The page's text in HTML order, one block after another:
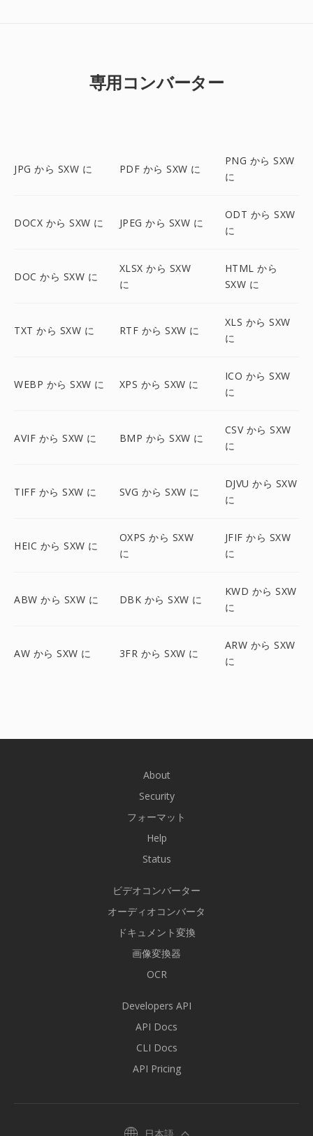
専用コンバーター
JPG から SXW に PDF から SXW に
PNG から SXW
に
DOCX から SXW に JPEG から SXW に
ODT から SXW
に
DOC から SXW に
XLSX から SXW
に
HTML から
SXW に
TXT から SXW に RTF から SXW に
XLS から SXW
に
WEBP から SXW に XPS から SXW に
ICO から SXW
に
AVIF から SXW に BMP から SXW に
CSV から SXW
に
TIFF から SXW に SVG から SXW に
DJVU から SXW
に
HEIC から SXW に
OXPS から SXW
に
JFIF から SXW
に
ABW から SXW に DBK から SXW に
KWD から SXW
に
AW から SXW に 3FR から SXW に
ARW から SXW
に
About
Security
フォーマット
Help
Status
ビデオコンバーター
オーディオコンバータ
ドキュメント変換
画像変換器
OCR
Developers API
API Docs
CLI Docs
API Pricing